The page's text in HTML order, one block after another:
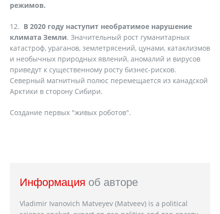
режимов.
12. В 2020 году наступит необратимое нарушение
климата Земли. Значительный рост гуманитарных
катастроф, ураганов, землетрясений, цунами, катаклизмов
и необычных природных явлений, аномалий и вирусов
приведут к существенному росту бизнес-рисков.
Северный магнитный полюс перемещается из канадской
Арктики в сторону Сибири.
Создание первых "живых роботов".
Информация об авторе
Vladimir Ivanovich Matveyev (Matveev) is a political